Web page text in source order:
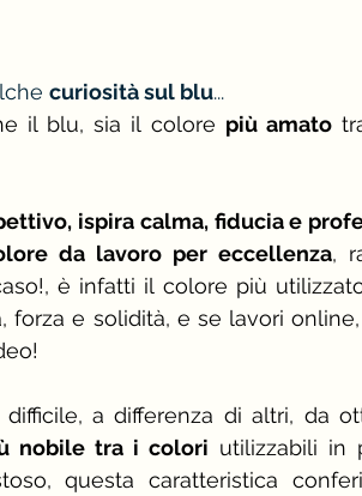
curiosità sul blu...
il blu, sia il colore più amato
ispira calma, fiducia e
da lavoro per eccellenza,
è infatti il colore più
forza e solidità, e se lavori
a differenza di altri, da
nobile tra i colori utilizzabili in
questa caratteristica